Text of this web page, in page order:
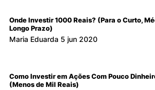
Onde Investir 1000 Reais? (Para o Curto,
Longo Prazo)
Maria Eduarda 5 jun 2020
Como Investir em Ações Com Pouco
(Menos de Mil Reais)